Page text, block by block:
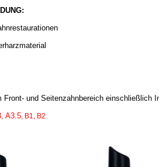
Front- und Seitenzahnbereich einschließlich
A3.5, B1, B2